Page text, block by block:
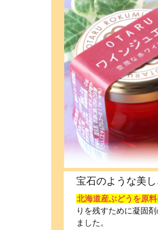
宝石のような美
北海道産ぶどうを原
りを残すために凝固
ました。